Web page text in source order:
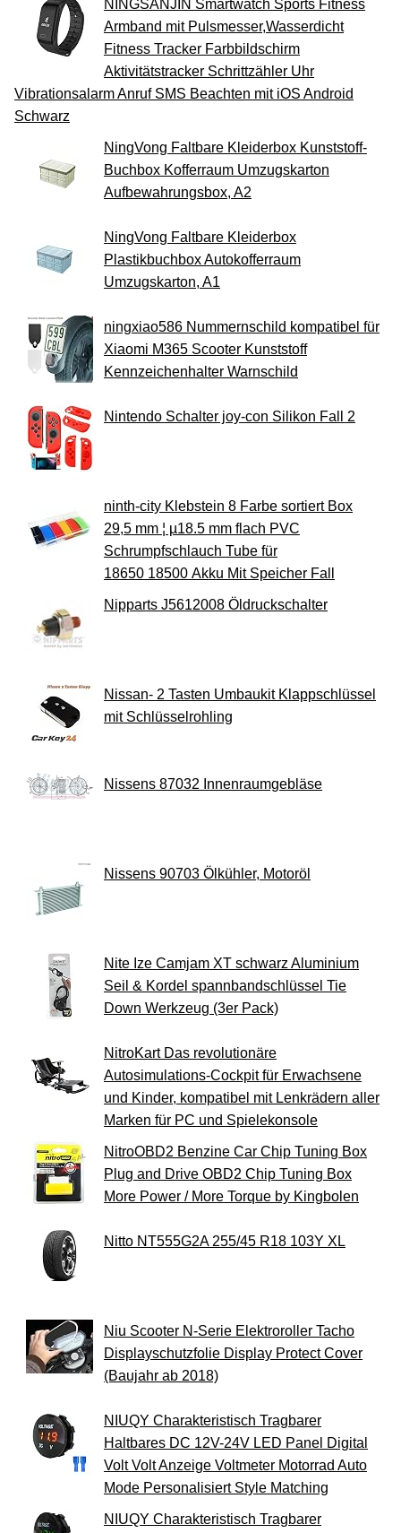
NINGSANJIN Smartwatch Sports Fitness
Armband mit Pulsmesser,Wasserdicht
Fitness Tracker Farbbildschirm
Aktivitätstracker Schrittzähler Uhr
Vibrationsalarm Anruf SMS Beachten mit iOS Android
Schwarz
NingVong Faltbare Kleiderbox Kunststoff-
Buchbox Kofferraum Umzugskarton
Aufbewahrungsbox, A2
NingVong Faltbare Kleiderbox
Plastikbuchbox Autokofferraum
Umzugskarton, A1
ningxiao586 Nummernschild kompatibel für
Xiaomi M365 Scooter Kunststoff
Kennzeichenhalter Warnschild
Nintendo Schalter joy-con Silikon Fall 2
ninth-city Klebstein 8 Farbe sortiert Box
29,5 mm ¦ µ18.5 mm flach PVC
Schrumpfschlauch Tube für
18650 18500 Akku Mit Speicher Fall
Nipparts J5612008 Öldruckschalter
Nissan- 2 Tasten Umbaukit Klappschlüssel
mit Schlüsselrohling
Nissens 87032 Innenraumgebläse
Nissens 90703 Ölkühler, Motoröl
Nite Ize Camjam XT schwarz Aluminium
Seil & Kordel spannbandschlüssel Tie
Down Werkzeug (3er Pack)
NitroKart Das revolutionäre
Autosimulations-Cockpit für Erwachsene
und Kinder, kompatibel mit Lenkrädern aller
Marken für PC und Spielekonsole
NitroOBD2 Benzine Car Chip Tuning Box
Plug and Drive OBD2 Chip Tuning Box
More Power / More Torque by Kingbolen
Nitto NT555G2A 255/45 R18 103Y XL
Niu Scooter N-Serie Elektroroller Tacho
Displayschutzfolie Display Protect Cover
(Baujahr ab 2018)
NIUQY Charakteristisch Tragbarer
Haltbares DC 12V-24V LED Panel Digital
Volt Volt Anzeige Voltmeter Motorrad Auto
Mode Personalisiert Style Matching
NIUQY Charakteristisch Tragbarer